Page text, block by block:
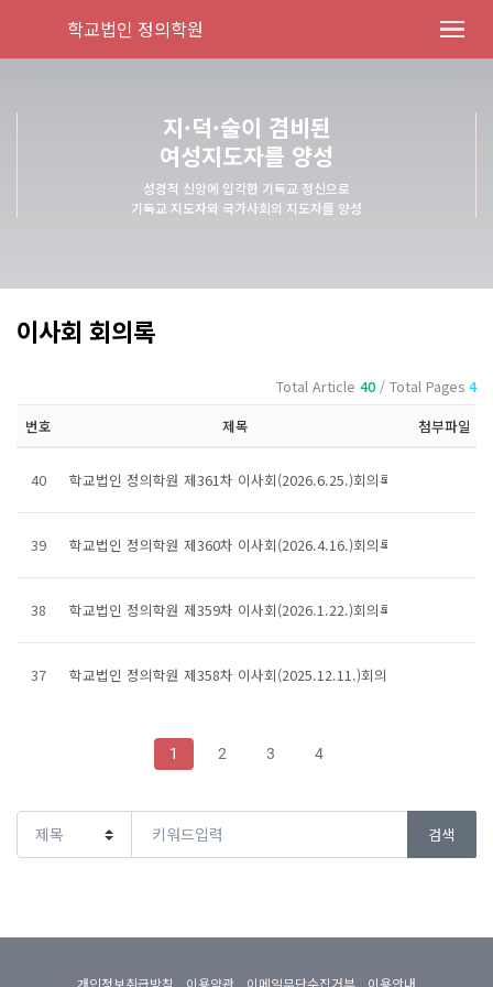
학교법인 정의학원
지·덕·술이 겸비된
여성지도자를 양성
성경적 신앙에 입각한 기독교 정신으로
기독교 지도자와 국가사회의 지도자를 양성
이사회 회의록
Total Article 40/ Total Pages 4
번호
제목 첨부파일
40 학교법인 정의학원 제361차 이사회(2026.6.25.)회의록
39 학교법인 정의학원 제360차 이사회(2026.4.16.)회의록
38 학교법인 정의학원 제359차 이사회(2026.1.22.)회의록
37 학교법인 정의학원 제358차 이사회(2025.12.11.)회의록
1 2 3 4
게시글의 분야,제목으로 검색하세요. 검색
개인정보취급방침 이용약관 이메일무단수집거부 이용안내